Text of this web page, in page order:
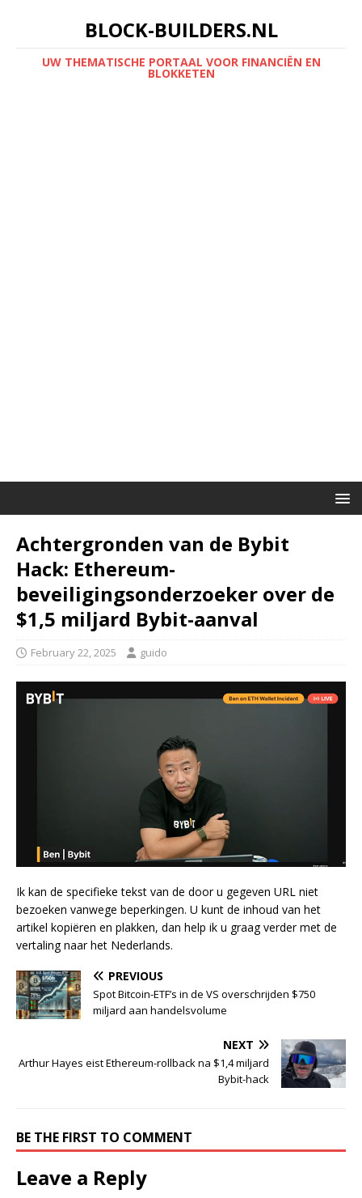
BLOCK-BUILDERS.NL
UW THEMATISCHE PORTAAL VOOR FINANCIËN EN
BLOKKETEN
Achtergronden van de Bybit
Hack: Ethereum-
beveiligingsonderzoeker over de
$1,5 miljard Bybit-aanval
February 22, 2025 guido
Ik kan de specifieke tekst van de door u gegeven URL niet
bezoeken vanwege beperkingen. U kunt de inhoud van het
artikel kopiëren en plakken, dan help ik u graag verder met de
vertaling naar het Nederlands.
PREVIOUS
Spot Bitcoin-ETF’s in de VS overschrijden $750
miljard aan handelsvolume
NEXT
Arthur Hayes eist Ethereum-rollback na $1,4 miljard
Bybit-hack
BE THE FIRST TO COMMENT
Leave a Reply